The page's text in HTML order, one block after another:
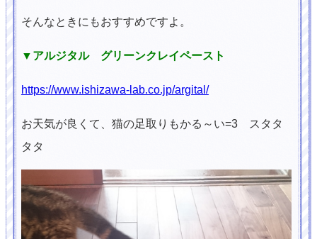
そんなときにもおすすめですよ。
▼アルジタル グリーンクレイペースト
https://www.ishizawa-lab.co.jp/argital/
お天気が良くて、猫の足取りもかる～い=3 スタタ
タタ